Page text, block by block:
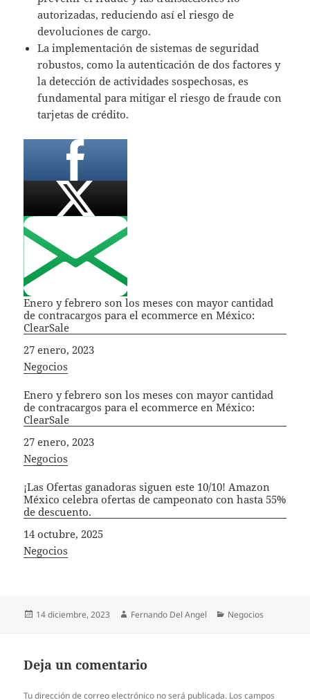
autorizadas, reduciendo así el riesgo de
devoluciones de cargo.
La implementación de sistemas de seguridad
robustos, como la autenticación de dos factores y
la detección de actividades sospechosas, es
fundamental para mitigar el riesgo de fraude con
tarjetas de crédito.
Enero y febrero son los meses con mayor cantidad
de contracargos para el ecommerce en México:
ClearSale
Fecha
27 enero, 2023
In relation to
Negocios
Enero y febrero son los meses con mayor cantidad
de contracargos para el ecommerce en México:
ClearSale
Fecha
27 enero, 2023
In relation to
Negocios
¡Las Ofertas ganadoras siguen este 10/10! Amazon
México celebra ofertas de campeonato con hasta 55%
de descuento.
Fecha
14 octubre, 2025
In relation to
Negocios
Publicado
14 diciembre, 2023 Autor
Fernando Del Angel Categorías
Negocios
Deja un comentario
Tu dirección de correo electrónico no será publicada. Los campos